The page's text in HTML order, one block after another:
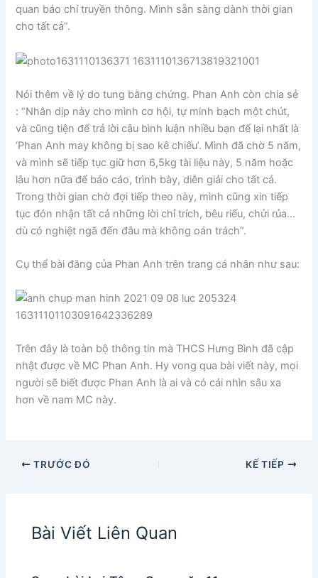
quan báo chí truyền thông. Mình sẵn sàng dành thời gian
cho tất cả”.
Nói thêm về lý do tung bằng chứng. Phan Anh còn chia sẻ
: “Nhân dịp này cho mình cơ hội, tự minh bạch một chút,
và cũng tiện để trả lời câu bình luận nhiều bạn để lại nhất là
‘Phan Anh may không bị sao kê chiếu’. Mình đã chờ 5 năm,
và mình sẽ tiếp tục giữ hơn 6,5kg tài liệu này, 5 năm hoặc
lâu hơn nữa để báo cáo, trình bày, diễn giải cho tất cả.
Trong thời gian chờ đợi tiếp theo này, mình cũng xin tiếp
tục đón nhận tất cả những lời chỉ trích, bêu riếu, chửi rủa…
dù có nghiệt ngã đến đâu mà không oán trách”.
Cụ thể bài đăng của Phan Anh trên trang cá nhân như sau:
Trên đây là toàn bộ thông tin mà THCS Hưng Bình đã cập
nhật được về MC Phan Anh. Hy vong qua bài viết này, mọi
người sẽ biết được Phan Anh là ai và có cái nhìn sâu xa
hơn về nam MC này.
TRƯỚC ĐÓ KẾ TIẾP
Bài Viết Liên Quan